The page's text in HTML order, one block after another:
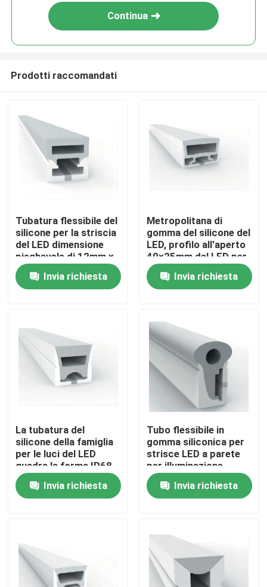
Casa
Prodotti
Giro della fabbrica
Controllo di qualità
Contattici
Notizie
Profilo del pannello di carta e gesso LED
Continua
Prodotti raccomandati
Tubatura flessibile del
silicone per la striscia
del LED dimensione
pieghevole di 12mm x
di 12mm
Invia richiesta
Metropolitana di
gomma del silicone del
LED, profilo all'aperto
40×25mm del LED per
illuminazione
Invia richiesta
La tubatura del
silicone della famiglia
per le luci del LED
quadra la forma IP68
impermeabile
Invia richiesta
Tubo flessibile in
gomma siliconica per
strisce LED a parete
per illuminazione
domestica
Invia richiesta